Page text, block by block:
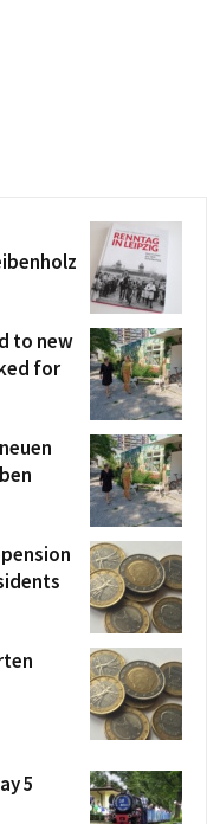
to new
for
5